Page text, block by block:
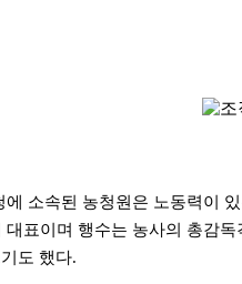
소속된 농청원은 노동력이
표이며 행수는 농사의 총감
도 했다.